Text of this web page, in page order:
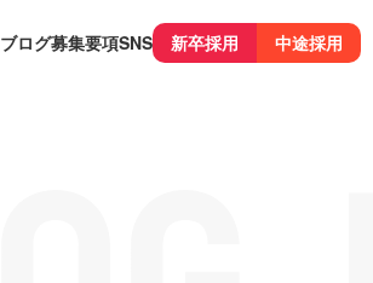
ブログ募集要項SNS 新卒採用 中途採用